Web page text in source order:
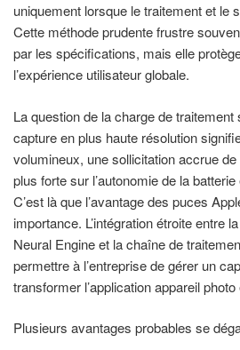
uniquement lorsque le traitement et le
Cette méthode prudente frustre
par les spécifications, mais elle
l’expérience utilisateur globale.
La question de la charge de
capture en plus haute résolution
volumineux, une sollicitation accrue de
plus forte sur l’autonomie de la
C’est là que l’avantage des puces
importance. L’intégration étroite entre
Neural Engine et la chaîne de
permettre à l’entreprise de gérer un
transformer l’application appareil
Plusieurs avantages probables se